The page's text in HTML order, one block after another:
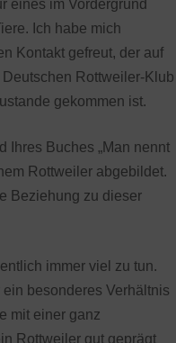
eines im Vordergrund
Ich habe mich
Kontakt gefreut, der auf
Rottweiler-Klub
gekommen ist.
Ihres Buches „Man nennt
Rottweiler abgebildet.
Beziehung zu dieser
immer viel zu tun.
besonderes Verhältnis
mit einer ganz
Rottweiler gut geprägt